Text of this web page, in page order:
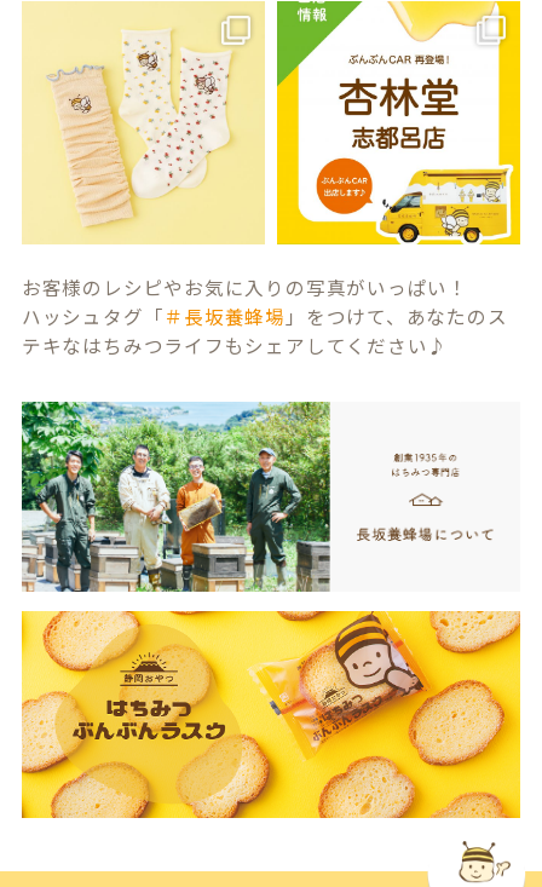
お客様のレシピやお気に入りの写真がいっぱい！
ハッシュタグ「＃長坂養蜂場 」をつけて、あなたのス
テキなはちみつライフもシェアしてください♪